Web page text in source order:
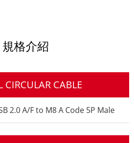
規格介紹
CABLE
2.0 A/F to M8 A Code 5P Male